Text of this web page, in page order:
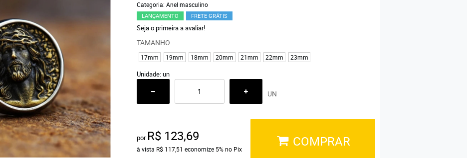
Categoria: Anel masculino
LANÇAMENTO FRETE GRÁTIS
Seja o primeira a avaliar!
TAMANHO
17mm 19mm 18mm 20mm 21mm 22mm 23mm
Unidade: un
UN
por R$ 123,69
à vista R$ 117,51 economize 5% no Pix COMPRAR